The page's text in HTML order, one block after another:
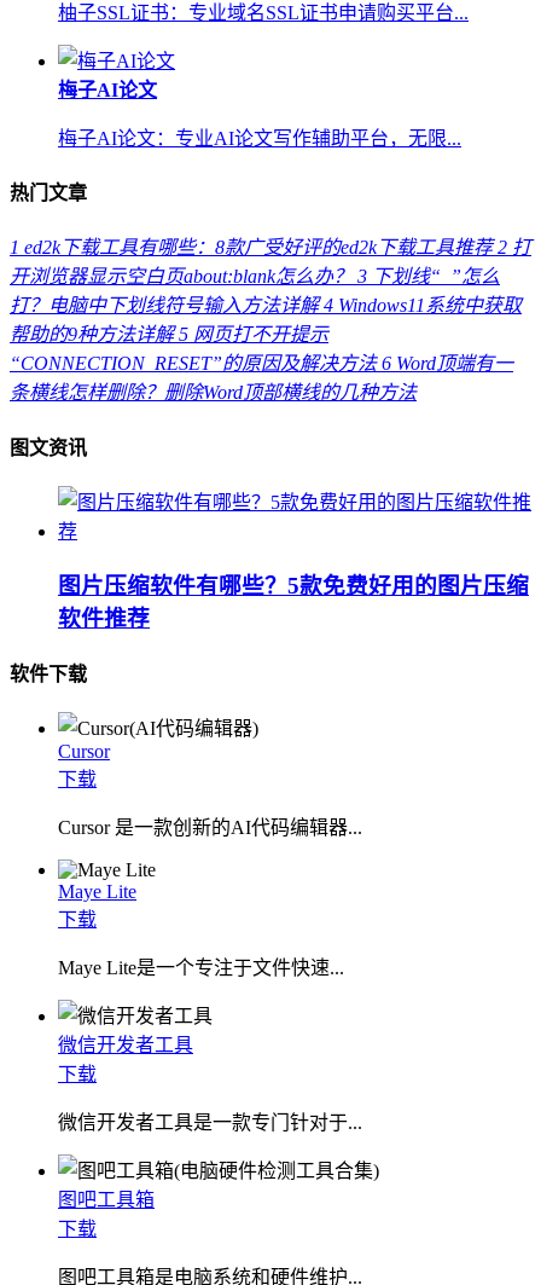
柚子SSL证书：专业域名SSL证书申请购买平台...
梅子AI论文
梅子AI论文：专业AI论文写作辅助平台，无限...
热门文章
1 ed2k下载工具有哪些：8款广受好评的ed2k下载工具推荐 2 打
开浏览器显示空白页about:blank怎么办？ 3 下划线“_”怎么
打？电脑中下划线符号输入方法详解 4 Windows11系统中获取
帮助的9种方法详解 5 网页打不开提示
“CONNECTION_RESET”的原因及解决方法 6 Word顶端有一
条横线怎样删除？删除Word顶部横线的几种方法
图文资讯
图片压缩软件有哪些？5款免费好用的图片压缩
软件推荐
软件下载
Cursor
下载
Cursor 是一款创新的AI代码编辑器...
Maye Lite
下载
​Maye Lite是一个专注于文件快速...
微信开发者工具
下载
微信开发者工具是一款专门针对于...
图吧工具箱
下载
图吧工具箱是电脑系统和硬件维护...